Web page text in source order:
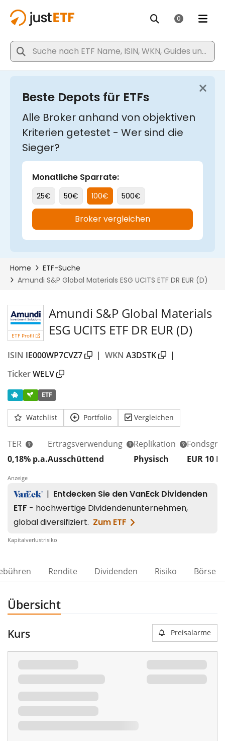
ETF Profil
Amundi S&P Global Materials
ESG UCITS ETF DR EUR (D)
ISIN IE000WP7CVZ7 | WKN A3DSTK
|
TickerWELV
ETF
Watchlist Portfolio Vergleichen
TER
0,18% p.a.
Ertragsverwendung
Ausschüttend
Replikation
Physisch
EUR 10
Anzeige
Kapitalverlustrisiko
Rendite Dividenden Risiko Börse
Übersicht
Kurs Preisalarme